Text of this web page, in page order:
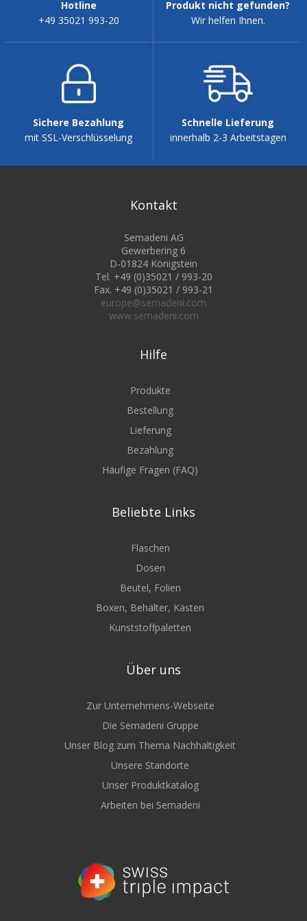
Hotline
+49 35021 993-20
Produkt nicht gefunden?
Wir helfen Ihnen.
Sichere Bezahlung
mit SSL-Verschlüsselung
Schnelle Lieferung
innerhalb 2-3 Arbeitstagen
Kontakt
Semadeni AG
Gewerbering 6
D-01824 Königstein
Tel. +49 (0)35021 / 993-20
Fax. +49 (0)35021 / 993-21
europe@semadeni.com
www.semadeni.com
Hilfe
Produkte
Bestellung
Lieferung
Bezahlung
Häufige Fragen (FAQ)
Beliebte Links
Flaschen
Dosen
Beutel, Folien
Boxen, Behälter, Kästen
Kunststoffpaletten
Über uns
Zur Unternehmens-Webseite
Die Semadeni Gruppe
Unser Blog zum Thema Nachhaltigkeit
Unsere Standorte
Unser Produktkatalog
Arbeiten bei Semadeni